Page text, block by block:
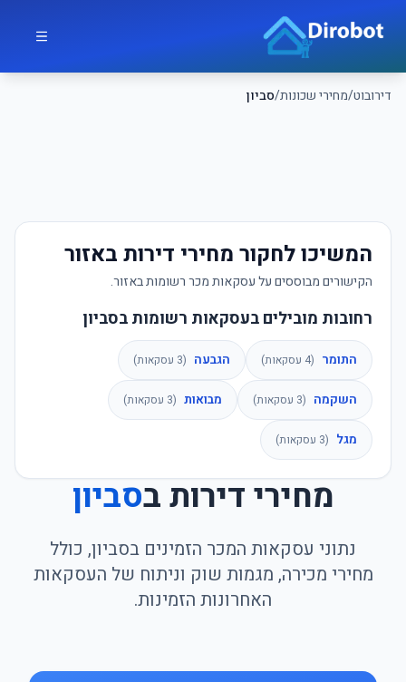
דירובוט/מחירי שכונות/סביון
דירובוט
המשיכו לחקור מחירי דירות באזור
הקישורים מבוססים על עסקאות מכר רשומות באזור.
רחובות מובילים בעסקאות רשומות בסביון
התומר (
4 עסקאות) הגבעה (
3 עסקאות)
השקמה (
3 עסקאות) מבואות (
3 עסקאות)
מגל (
3 עסקאות)
מחירי דירות בסביון
נתוני עסקאות המכר הזמינים בסביון, כולל
מחירי מכירה, מגמות שוק וניתוח של העסקאות
האחרונות הזמינות.